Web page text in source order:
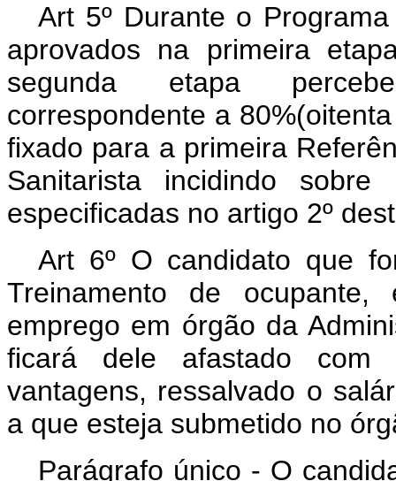
Art 5º Durante o
aprovados na primeira
segunda etapa
correspondente a
fixado para a primeira
Sanitarista incidindo
especificadas no artigo 2º
Art 6º O candidato que
Treinamento de
emprego em órgão da
ficará dele afastado com
vantagens, ressalvado o
a que esteja submetido no
Parágrafo único - O